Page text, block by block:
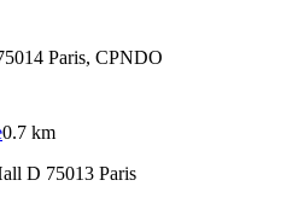
Paris, CPNDO
0.7 km
D 75013 Paris